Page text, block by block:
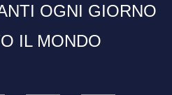
OGNI GIORNO
IL MONDO